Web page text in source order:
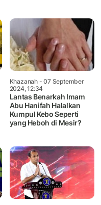
Khazanah- 07 September
2024, 12:34
Lantas Benarkah Imam
Abu Hanifah Halalkan
Kumpul Kebo Seperti
yang Heboh di Mesir?